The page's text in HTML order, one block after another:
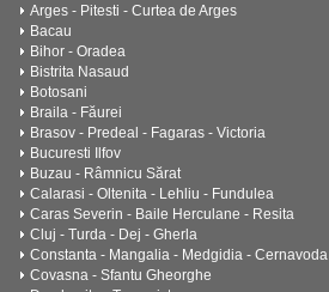
Arges - Pitesti - Curtea de Arges
Bacau
Bihor - Oradea
Bistrita Nasaud
Botosani
Braila - Făurei
Brasov - Predeal - Fagaras - Victoria
Bucuresti Ilfov
Buzau - Râmnicu Sărat
Calarasi - Oltenita - Lehliu - Fundulea
Caras Severin - Baile Herculane - Resita
Cluj - Turda - Dej - Gherla
Constanta - Mangalia - Medgidia - Cernavoda
Covasna - Sfantu Gheorghe